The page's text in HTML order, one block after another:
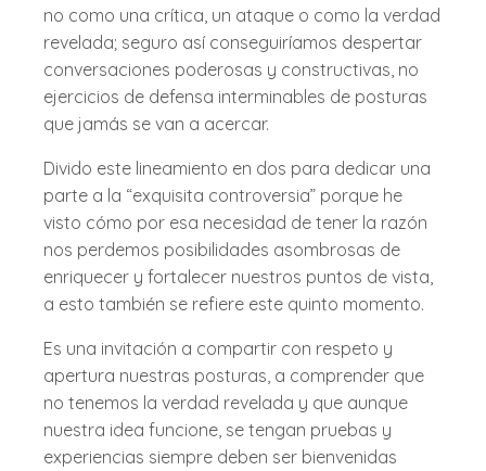
no como una crítica, un ataque o como la verdad
revelada; seguro así conseguiríamos despertar
conversaciones poderosas y constructivas, no
ejercicios de defensa interminables de posturas
que jamás se van a acercar.
Divido este lineamiento en dos para dedicar una
parte a la “exquisita controversia” porque he
visto cómo por esa necesidad de tener la razón
nos perdemos posibilidades asombrosas de
enriquecer y fortalecer nuestros puntos de vista,
a esto también se refiere este quinto momento.
Es una invitación a compartir con respeto y
apertura nuestras posturas, a comprender que
no tenemos la verdad revelada y que aunque
nuestra idea funcione, se tengan pruebas y
experiencias siempre deben ser bienvenidas